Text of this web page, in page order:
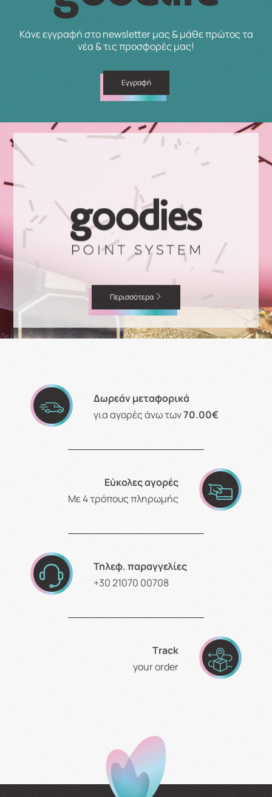
Κάνε εγγραφή στο newsletter μας & μάθε πρώτος τα
νέα & τις προσφορές μας!
Εγγραφή
Περισσότερα
Δωρεάν μεταφορικά
για αγορές άνω των70.00€
Εύκολες αγορές
Με 4 τρόπους πληρωμής
Τηλεφ. παραγγελίες
+30 21070 00708
Τrack
your order